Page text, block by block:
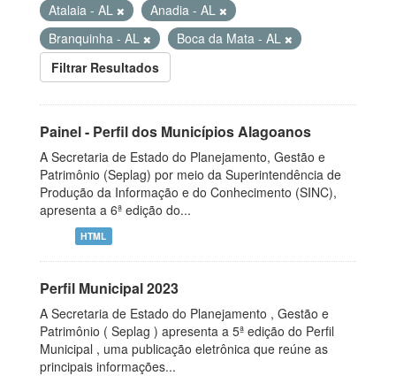
Atalaia - AL
Anadia - AL
Branquinha - AL
Boca da Mata - AL
Filtrar Resultados
Painel - Perfil dos Municípios Alagoanos
A Secretaria de Estado do Planejamento, Gestão e
Patrimônio (Seplag) por meio da Superintendência de
Produção da Informação e do Conhecimento (SINC),
apresenta a 6ª edição do...
HTML
Perfil Municipal 2023
A Secretaria de Estado do Planejamento , Gestão e
Patrimônio ( Seplag ) apresenta a 5ª edição do Perfil
Municipal , uma publicação eletrônica que reúne as
principais informações...